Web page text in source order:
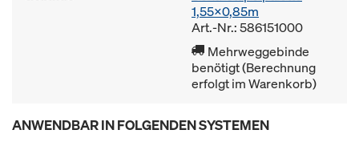
1,55x0,85m
Art.-Nr.: 586151000
Mehrweggebinde
benötigt (Berechnung
erfolgt im Warenkorb)
ANWENDBAR IN FOLGENDEN SYSTEMEN